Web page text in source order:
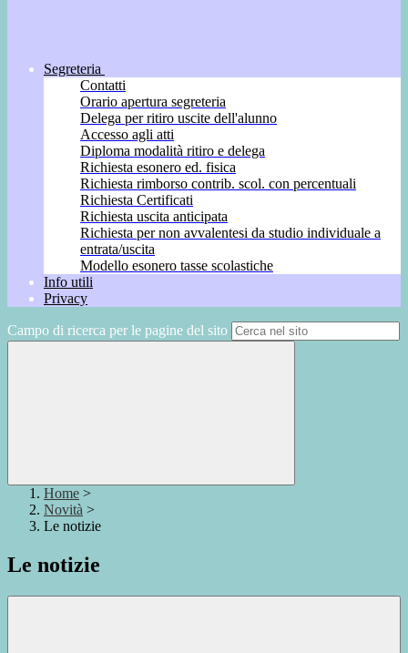
Segreteria
Contatti
Orario apertura segreteria
Delega per ritiro uscite dell'alunno
Accesso agli atti
Diploma modalità ritiro e delega
Richiesta esonero ed. fisica
Richiesta rimborso contrib. scol. con percentuali
Richiesta Certificati
Richiesta uscita anticipata
Richiesta per non avvalentesi da studio individuale a
entrata/uscita
Modello esonero tasse scolastiche
Info utili
Privacy
Campo di ricerca per le pagine del sito
Home >
Novità >
Le notizie
Le notizie